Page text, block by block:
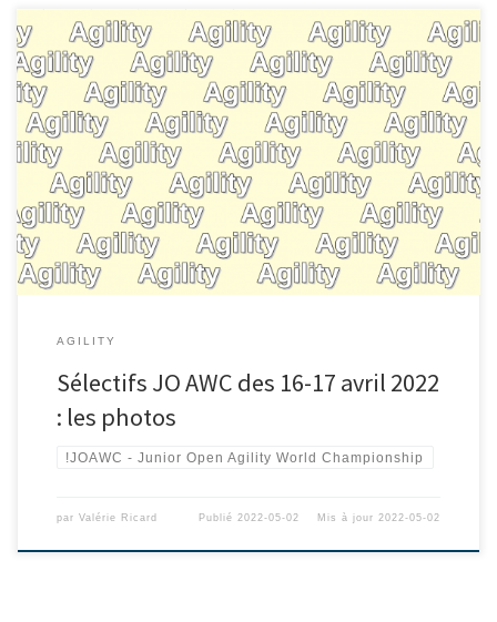
AGILITY
Sélectifs JO AWC des 16-17 avril 2022
: les photos
!JOAWC - Junior Open Agility World Championship
par Valérie Ricard Publié2022-05-02 Mis à jour2022-05-02